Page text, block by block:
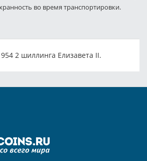
во время транспортировки.
2 шиллинга Елизавета II.